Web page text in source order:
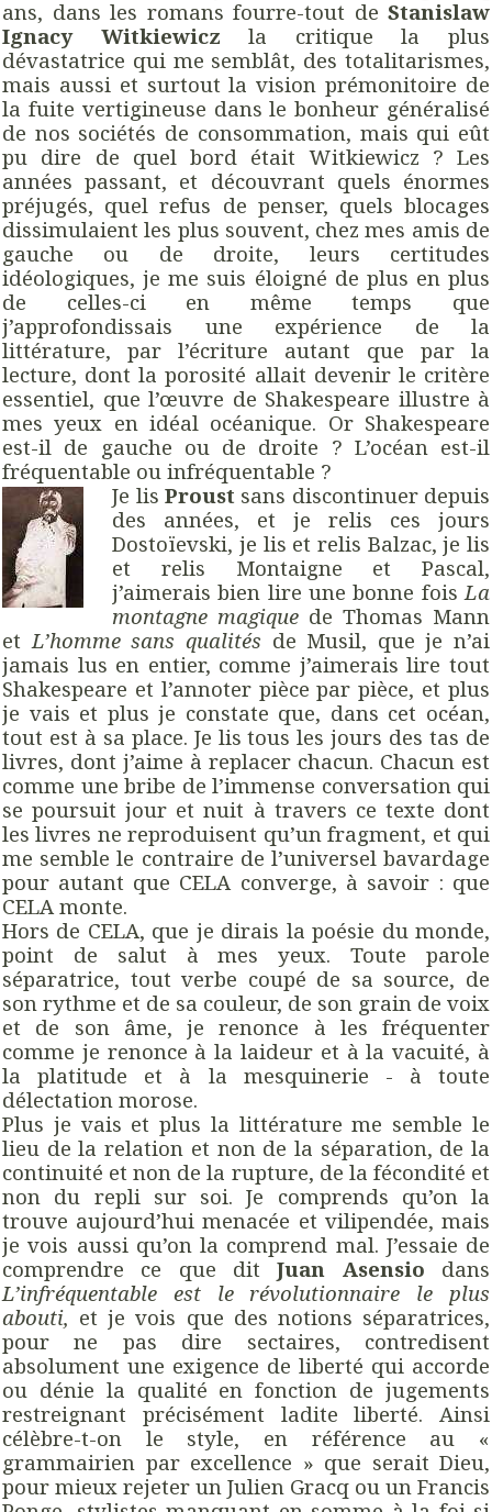
ans, dans les romans fourre-tout de Stanislaw
Ignacy Witkiewicz la critique la plus
dévastatrice qui me semblât, des totalitarismes,
mais aussi et surtout la vision prémonitoire de
la fuite vertigineuse dans le bonheur généralisé
de nos sociétés de consommation, mais qui eût
pu dire de quel bord était Witkiewicz ? Les
années passant, et découvrant quels énormes
préjugés, quel refus de penser, quels blocages
dissimulaient les plus souvent, chez mes amis de
gauche ou de droite, leurs certitudes
idéologiques, je me suis éloigné de plus en plus
de celles-ci en même temps que
j’approfondissais une expérience de la
littérature, par l’écriture autant que par la
lecture, dont la porosité allait devenir le critère
essentiel, que l’œuvre de Shakespeare illustre à
mes yeux en idéal océanique. Or Shakespeare
est-il de gauche ou de droite ? L’océan est-il
fréquentable ou infréquentable ?
Je lis Proust sans discontinuer depuis
des années, et je relis ces jours
Dostoïevski, je lis et relis Balzac, je lis
et relis Montaigne et Pascal,
j’aimerais bien lire une bonne fois La
montagne magique de Thomas Mann
et L’homme sans qualités de Musil, que je n’ai
jamais lus en entier, comme j’aimerais lire tout
Shakespeare et l’annoter pièce par pièce, et plus
je vais et plus je constate que, dans cet océan,
tout est à sa place. Je lis tous les jours des tas de
livres, dont j’aime à replacer chacun. Chacun est
comme une bribe de l’immense conversation qui
se poursuit jour et nuit à travers ce texte dont
les livres ne reproduisent qu’un fragment, et qui
me semble le contraire de l’universel bavardage
pour autant que CELA converge, à savoir : que
CELA monte.
Hors de CELA, que je dirais la poésie du monde,
point de salut à mes yeux. Toute parole
séparatrice, tout verbe coupé de sa source, de
son rythme et de sa couleur, de son grain de voix
et de son âme, je renonce à les fréquenter
comme je renonce à la laideur et à la vacuité, à
la platitude et à la mesquinerie - à toute
délectation morose.
Plus je vais et plus la littérature me semble le
lieu de la relation et non de la séparation, de la
continuité et non de la rupture, de la fécondité et
non du repli sur soi. Je comprends qu’on la
trouve aujourd’hui menacée et vilipendée, mais
je vois aussi qu’on la comprend mal. J’essaie de
comprendre ce que ditJuan Asensio dans
L’infréquentable est le révolutionnaire le plus
abouti, et je vois que des notions séparatrices,
pour ne pas dire sectaires, contredisent
absolument une exigence de liberté qui accorde
ou dénie la qualité en fonction de jugements
restreignant précisément ladite liberté. Ainsi
célèbre-t-on le style, en référence au «
grammairien par excellence » que serait Dieu,
pour mieux rejeter un Julien Gracq ou un Francis